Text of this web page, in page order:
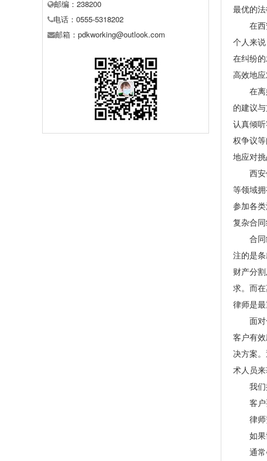
邮编：238200
电话：0555-5318202
邮箱：pdkworking@outlook.com
最优的
在西安
个人来
在纠纷
高效地
在离婚
的建议
认真倾
权争议
地应对挑
西安优
等领域
参加各
复杂合
合同纠
注的是
财产分
求。而
律师是
面对合
客户有
决方案
术人员
我们提
客户要
律师费
如果协
通常会